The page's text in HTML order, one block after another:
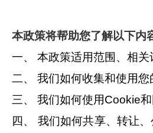
本政策将帮助您了解以下内
一、 本政策适用范围、相关
二、 我们如何收集和使用您
三、 我们如何使用Cookie
四、 我们如何共享、转让